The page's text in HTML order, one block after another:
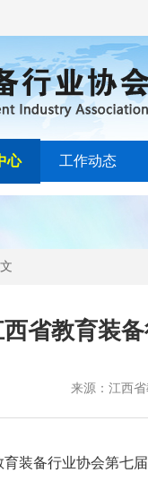
心 工作动态
省教育装
来源：江西
备行业协会第七